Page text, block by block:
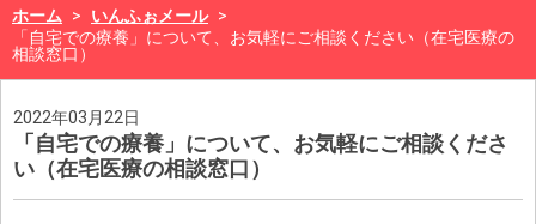
ホーム > いんふぉメール >
「自宅での療養」について、お気軽にご相談ください（在宅医療の
相談窓口）
2022年03月22日
「自宅での療養」について、お気軽にご相談くださ
い（在宅医療の相談窓口）